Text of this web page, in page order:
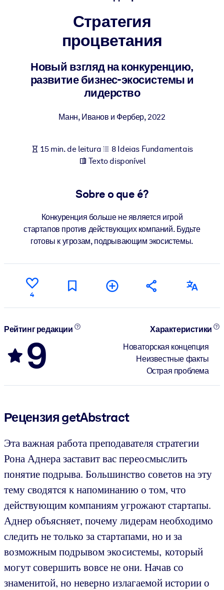
Para LMS/LXP
Leve conhecimento verificado e conciso para seu LMS/LXP para
resultados de aprendizagem mais sólidos.
Para bibliotecas corporativas
negócios confiável e pronto para uso.
Alimente seus sistemas de IA com conhecimento confiável e
estruturado para melhorar os resultados.
Стратегия
процветания
Новый взгляд на конкуренцию,
развитие бизнес-экосистемы и
лидерство
Манн, Иванов и Фербер,2022
15 min. de leitura
8 Ideias Fundamentais
Texto disponível
Sobre o que é?
Конкуренция больше не является игрой
стартапов против действующих компаний. Будьте
готовы к угрозам, подрывающим экосистемы.
4
Рейтинг редакции
9
Характеристики
Новаторская концепция
Неизвестные факты
Острая проблема
Рецензия getAbstract
Эта важная работа преподавателя стратегии
Рона Аднера заставит вас переосмыслить
понятие подрыва. Большинство советов на эту
тему сводятся к напоминанию о том, что
действующим компаниям угрожают стартапы.
Аднер объясняет, почему лидерам необходимо
следить не только за стартапами, но и за
возможным подрывом экосистемы, который
могут совершить вовсе не они. Начав со
знаменитой, но неверно излагаемой истории о